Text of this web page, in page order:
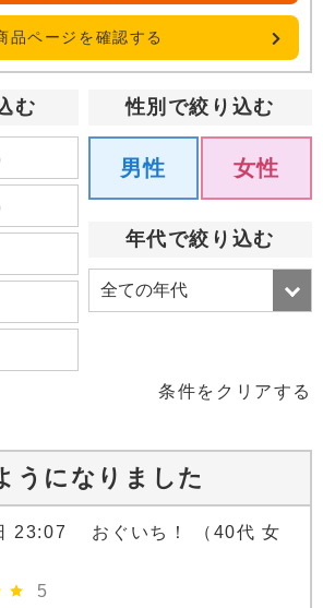
品ページを確認する
む 性別で絞り込む
男性 女性
年代で絞り込む
条件をクリアする
うになりました
23:07 おぐいち！ （40代 女
5